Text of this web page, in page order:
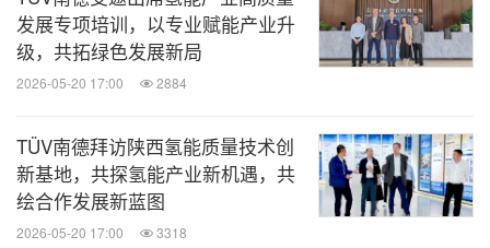
发展专项培训，以专业赋能产业升
级，共拓绿色发展新局
2026-05-20 17:00 2884
TÜV南德拜访陕西氢能质量技术创
新基地，共探氢能产业新机遇，共
绘合作发展新蓝图
2026-05-20 17:00 3318